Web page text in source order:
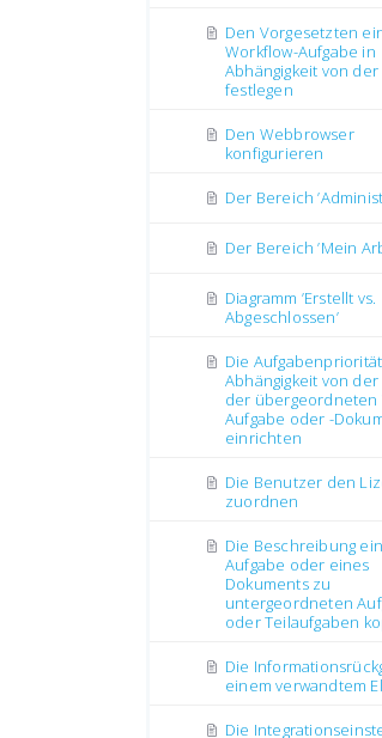
Den Vorgesetzten
Workflow-Aufgabe in
Abhängigkeit von
festlegen
Den Webbrowser
konfigurieren
Der Bereich
Der Bereich ’Mein
Diagramm ’Erstellt vs.
Abgeschlossen’
Die
Abhängigkeit von
der übergeordneten
Aufgabe oder -
einrichten
Die Benutzer den
zuordnen
Die Beschreibung
Aufgabe oder eines
Dokuments zu
untergeordneten
oder Teilaufgaben
Die
einem verwandtem
Die